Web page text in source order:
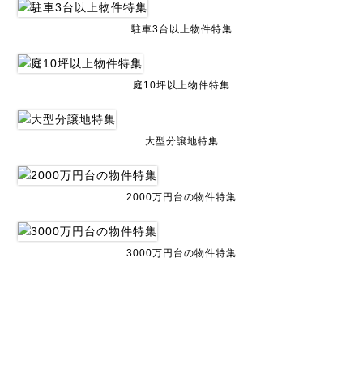
駐車3台以上物件特集
庭10坪以上物件特集
大型分譲地特集
2000万円台の物件特集
3000万円台の物件特集